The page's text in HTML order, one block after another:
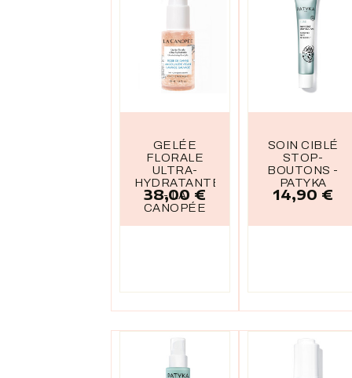
GELÉE
FLORALE
ULTRA-
HYDRATANTE
- LA
CANOPÉE
Prix
38,00 €
SOIN CIBLÉ
STOP-
BOUTONS -
PATYKA
Prix
14,90 €